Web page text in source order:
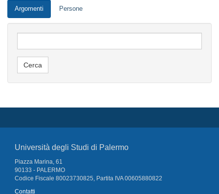
Argomenti Persone
Università degli Studi di Palermo
Piazza Marina, 61
90133 - PALERMO
Codice Fiscale 80023730825, Partita IVA 00605880822
Contatti